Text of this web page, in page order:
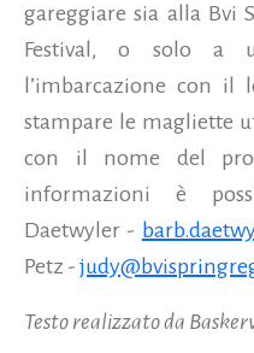
gareggiare sia alla Bvi
Festival, o solo a
l’imbarcazione con il
stampare le magliette
con il nome del
informazioni è
Daetwyler -
Petz -
Testo realizzato da